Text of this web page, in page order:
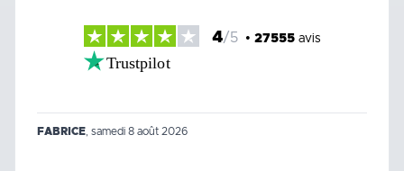
4/5 • 27555avis
Trustpilot
FABRICE samedi 8 août 2026